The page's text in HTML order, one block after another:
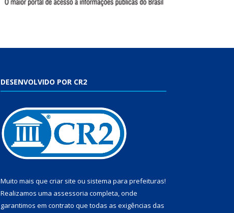
DESENVOLVIDO POR CR2
Muito mais que criar site ou sistema para prefeituras!
Realizamos uma assessoria completa, onde
garantimos em contrato que todas as exigências das